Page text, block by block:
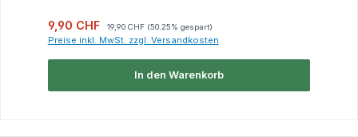
Verkaufspreis:
9,90 CHF 19,90 CHF (50.25% gespart)
Preise inkl. MwSt. zzgl. Versandkosten
In den Warenkorb